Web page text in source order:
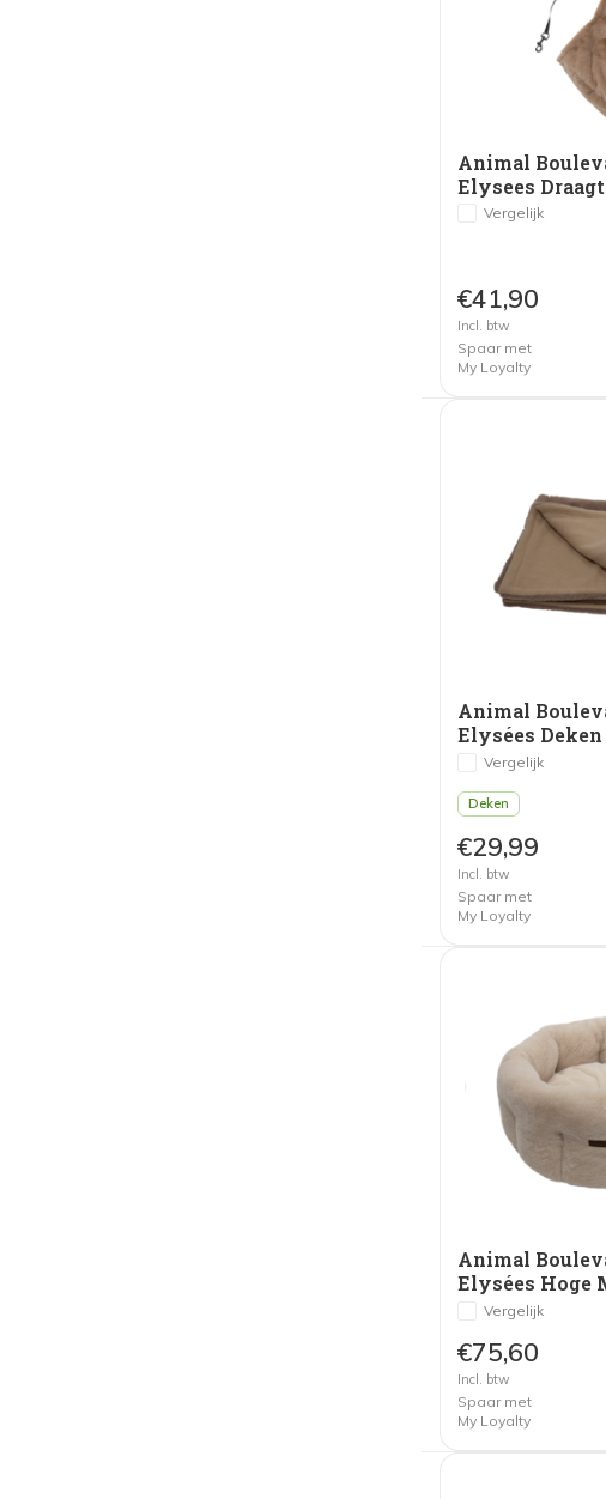
Animal
Elysees
Mokka
Vergelijk
€41,90
Incl. btw
Spaar met
My Loyalty
Animal
Elysées
Vergelijk
Deken
€29,99
Incl. btw
Spaar met
My Loyalty
Animal
Elysées Hoge
Vergelijk
€75,60
Incl. btw
Spaar met
My Loyalty